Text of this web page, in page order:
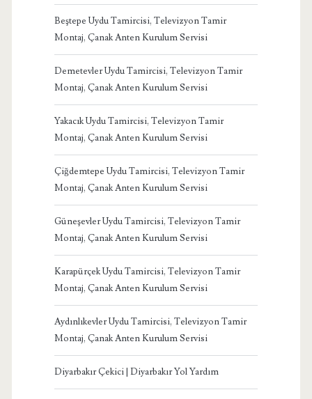
Beştepe Uydu Tamircisi, Televizyon Tamir
Montaj, Çanak Anten Kurulum Servisi
Demetevler Uydu Tamircisi, Televizyon Tamir
Montaj, Çanak Anten Kurulum Servisi
Yakacık Uydu Tamircisi, Televizyon Tamir
Montaj, Çanak Anten Kurulum Servisi
Çiğdemtepe Uydu Tamircisi, Televizyon Tamir
Montaj, Çanak Anten Kurulum Servisi
Güneşevler Uydu Tamircisi, Televizyon Tamir
Montaj, Çanak Anten Kurulum Servisi
Karapürçek Uydu Tamircisi, Televizyon Tamir
Montaj, Çanak Anten Kurulum Servisi
Aydınlıkevler Uydu Tamircisi, Televizyon Tamir
Montaj, Çanak Anten Kurulum Servisi
Diyarbakır Çekici | Diyarbakır Yol Yardım